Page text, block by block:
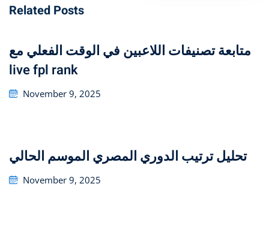
Related Posts
متابعة تصنيفات اللاعبين في الوقت الفعلي مع
live fpl rank
Posted
November 9, 2025
تحليل ترتيب الدوري المصري الموسم الحالي
Posted
November 9, 2025